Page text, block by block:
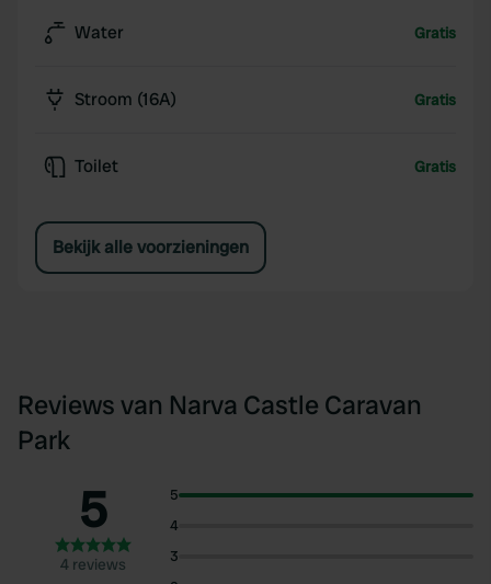
Water Gratis
Stroom (16A) Gratis
Toilet Gratis
Bekijk alle voorzieningen
Reviews van Narva Castle Caravan
Park
5
4 reviews
5
4
3